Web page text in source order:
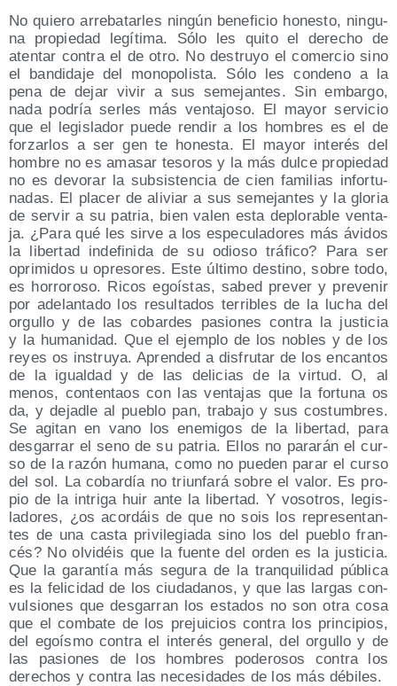
No quie­ro arre­ba­tar­les nin­gún bene­fi­cio hones­to, nin­gu­
na pro­pie­dad legí­ti­ma. Sólo les qui­to el dere­cho de
aten­tar con­tra el de otro. No des­tru­yo el comer­cio sino
el ban­di­da­je del mono­po­lis­ta. Sólo les con­deno a la
pena de dejar vivir a sus seme­jan­tes. Sin embar­go,
nada podría ser­les más ven­ta­jo­so. El mayor ser­vi­cio
que el legis­la­dor pue­de ren­dir a los hom­bres es el de
for­zar­los a ser gen te hones­ta. El mayor inte­rés del
hom­bre no es ama­sar teso­ros y la más dul­ce pro­pie­dad
no es devo­rar la sub­sis­ten­cia de cien fami­lias infor­tu­
na­das. El pla­cer de ali­viar a sus seme­jan­tes y la glo­ria
de ser­vir a su patria, bien valen esta deplo­ra­ble ven­ta­
ja. ¿Para qué les sir­ve a los espe­cu­la­do­res más ávi­dos
la liber­tad inde­fi­ni­da de su odio­so trá­fi­co? Para ser
opri­mi­dos u opre­so­res. Este últi­mo des­tino, sobre todo,
es horro­ro­so. Ricos egoís­tas, sabed pre­ver y pre­ve­nir
por ade­lan­ta­do los resul­ta­dos terri­bles de la lucha del
orgu­llo y de las cobar­des pasio­nes con­tra la jus­ti­cia
y la huma­ni­dad. Que el ejem­plo de los nobles y de los
reyes os ins­tru­ya. Apren­ded a dis­fru­tar de los encan­tos
de la igual­dad y de las deli­cias de la vir­tud. O, al
menos, con­ten­taos con las ven­ta­jas que la for­tu­na os
da, y dejad­le al pue­blo pan, tra­ba­jo y sus cos­tum­bres.
Se agi­tan en vano los enemi­gos de la liber­tad, para
des­ga­rrar el seno de su patria. Ellos no para­rán el cur­
so de la razón huma­na, como no pue­den parar el cur­so
del sol. La cobar­día no triun­fa­rá sobre el valor. Es pro­
pio de la intri­ga huir ante la liber­tad. Y voso­tros, legis­
la­do­res, ¿os acor­dáis de que no sois los repre­sen­tan­
tes de una cas­ta pri­vi­le­gia­da sino los del pue­blo fran­
cés? No olvi­déis que la fuen­te del orden es la jus­ti­cia.
Que la garan­tía más segu­ra de la tran­qui­li­dad públi­ca
es la feli­ci­dad de los ciu­da­da­nos, y que las lar­gas con­
vul­sio­nes que des­ga­rran los esta­dos no son otra cosa
que el com­ba­te de los pre­jui­cios con­tra los prin­ci­pios,
del egoís­mo con­tra el inte­rés gene­ral, del orgu­llo y de
las pasio­nes de los hom­bres pode­ro­sos con­tra los
dere­chos y con­tra las nece­si­da­des de los más débiles.